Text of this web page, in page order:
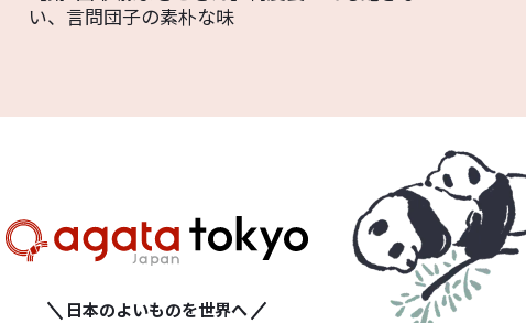
い、言問団子の素朴な味
日本のよいものを世界へ